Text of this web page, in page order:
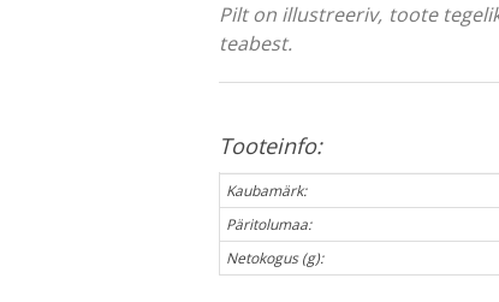
Pilt on illustreeriv, toote
teabest.
Tooteinfo:
Kaubamärk:
Päritolumaa:
Netokogus (g):